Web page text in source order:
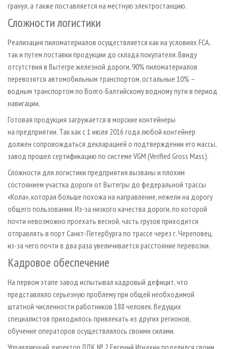
гранул, а также поставляется на местную электростанцию.
Сложности логистики
Реализация пиломатериалов осуществляется как на условиях FCA,
так и путем поставки продукции до склада покупателя. Ввиду
отсутствия в Вытегре железной дороги, 90% пиломатериалов
перевозятся автомобильным транспортом, остальные 10% –
водным транспортом по Волго-Балтийскому водному пути в период
навигации.
Готовая продукция загружается в морские контейнеры
на предприятии. Так как с 1 июля 2016 года любой контейнер
должен сопровождаться декларацией о подтвер­ждении его массы,
завод прошел сертификацию по системе VGM (Verified Gross Mass).
Сложности для логистики предприятия вызваны и плохим
состоянием участка дороги от Вытегры до федеральной трассы
«Кола», которая больше похожа на направление, нежели на дорогу
общего пользования. Из-за низкого качества дороги, по которой
почти невозможно проехать весной, часть грузов приходится
отправлять в порт Санкт-Петербурга по трассе через г. Череповец,
из-за чего почти в два раза увеличивается расстояние перевозки.
Кадровое обеспечение
На первом этапе завод испытывал кадровый дефицит, что
представляло серьезную проблему при общей необходимой
штатной численности работников 188 человек. Ведущих
специалистов приходилось привлекать из других регионов,
обучение операторов осуществлялось своими силами.